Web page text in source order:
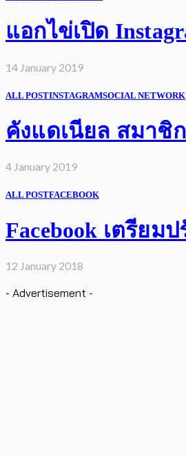
แอกไข่เปิด
14 January 2019
ALL POSTINSTAGRAMSOCIAL NETWORK
คังแดเนียล สมาชิ
4 January 2019
ALL POSTFACEBOOK
Facebook เตรียม
12 January 2018
- Advertisement -